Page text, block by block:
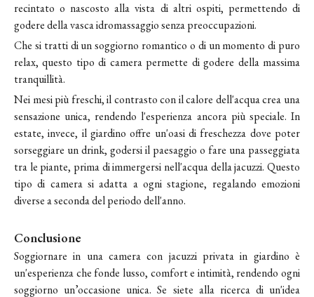
recintato o nascosto alla vista di altri ospiti, permettendo di
godere della vasca idromassaggio senza preoccupazioni.
Che si tratti di un soggiorno romantico o di un momento di puro
relax, questo tipo di camera permette di godere della massima
tranquillità.
Nei mesi più freschi, il contrasto con il calore dell'acqua crea una
sensazione unica, rendendo l'esperienza ancora più speciale. In
estate, invece, il giardino offre un'oasi di freschezza dove poter
sorseggiare un drink, godersi il paesaggio o fare una passeggiata
tra le piante, prima di immergersi nell'acqua della jacuzzi. Questo
tipo di camera si adatta a ogni stagione, regalando emozioni
diverse a seconda del periodo dell'anno.
Conclusione
Soggiornare in una camera con jacuzzi privata in giardino è
un'esperienza che fonde lusso, comfort e intimità, rendendo ogni
soggiorno un’occasione unica. Se siete alla ricerca di un'idea